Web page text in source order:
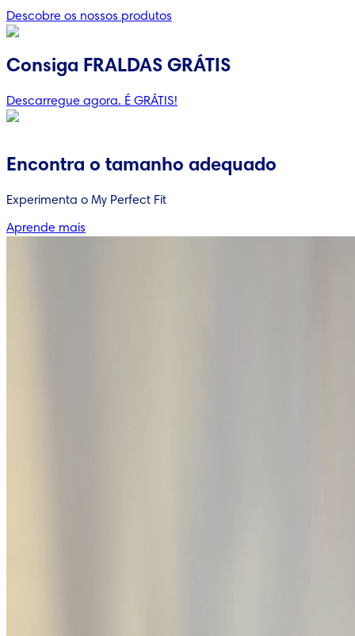
Descobre os nossos produtos
Consiga FRALDAS GRÁTIS
Descarregue agora. É GRÁTIS!
Encontra o tamanho adequado
Experimenta o My Perfect Fit
Aprende mais